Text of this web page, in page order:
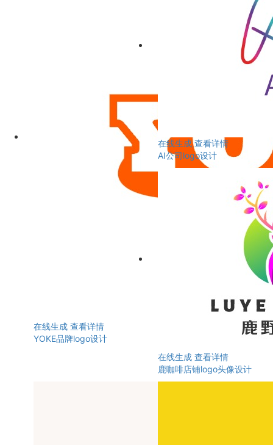
在线生成 查看详情
YOKE品牌logo设计
在线生成 查看详情
AI公司logo设计
在线生成 查看详情
鹿咖啡店铺logo头像设计